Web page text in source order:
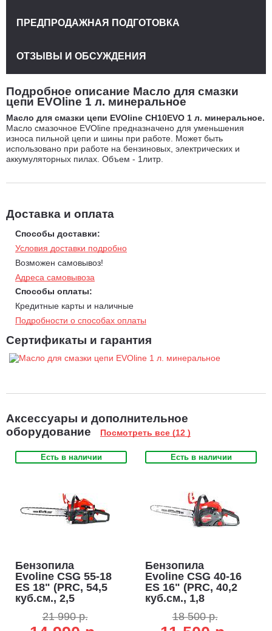
Подробное описание Масло для смазки
цепи EVOline 1 л. минеральное
Масло для смазки цепи EVOline CH10EVO 1 л. минеральное.
Масло смазочное EVOline предназначено для уменьшения
износа пильной цепи и шины при работе. Может быть
использовано при работе на бензиновых, электрических и
аккумуляторных пилах. Объем - 1литр.
Доставка и оплата
Способы доставки:
Условия доставки подробно
Возможен самовывоз!
Адреса самовывоза
Способы оплаты:
Кредитные карты и наличные
Подробности о способах оплаты
Сертификаты и гарантия
Аксессуары и дополнительное
оборудование
Посмотреть все (12 )
Есть в наличии
Бензопила
Evoline CSG 55-18
ES 18" (PRC, 54,5
куб.см., 2,5
0,325", 1,5 мм.,
21 990 р.
Есть в наличии
Бензопила
Evoline CSG 40-16
ES 16" (PRC, 40,2
куб.см., 1,8
1,3 мм., 56E, Easy
18 500 р.
ПРЕДПРОДАЖНАЯ ПОДГОТОВКА
ОТЗЫВЫ И ОБСУЖДЕНИЯ